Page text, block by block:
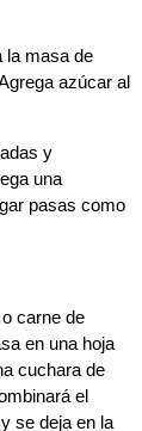
la masa de
azúcar al
y
una
pasas como
carne de
en una hoja
cuchara de
el
se deja en la